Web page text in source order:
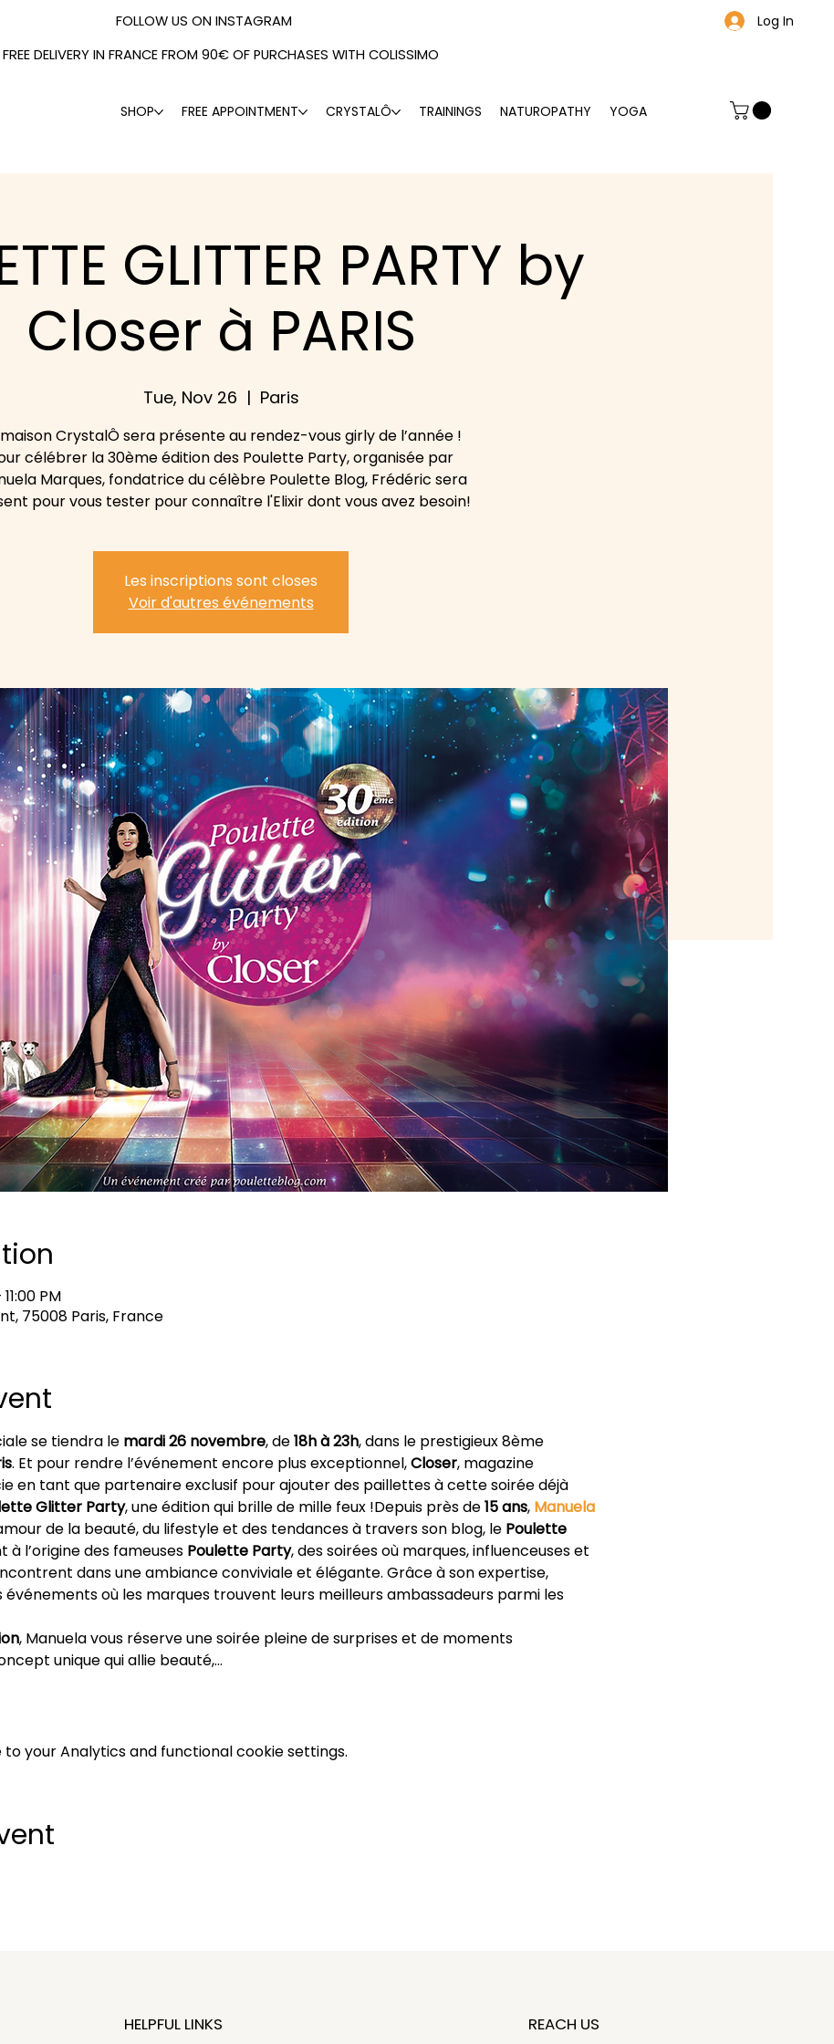
FOLLOW US ON INSTAGRAM Log In
SHOP FREE APPOINTMENT CRYSTALÔ TRAININGS NATUROPATHY YOGA
FREE DELIVERY IN FRANCE FROM 90€ OF PURCHASES WITH COLISSIMO
GLITTER PARTY by
Closer à PARIS
Tue, Nov 26
  |
Paris
CrystalÔ sera présente au rendez-vous girly de l’année !
célébrer la 30ème édition des Poulette Party, organisée par
Marques, fondatrice du célèbre Poulette Blog, Frédéric sera
pour vous tester pour connaître l'Elixir dont vous avez besoin!
Les inscriptions sont closes
Voir d'autres événements
PM
75008 Paris, France
se tiendra le mardi 26 novembre, de 18h à 23h, dans le prestigieux 8ème
. Et pour rendre l’événement encore plus exceptionnel, Closer, magazine
en tant que partenaire exclusif pour ajouter des paillettes à cette soirée déjà
Glitter Party, une édition qui brille de mille feux !Depuis près de 15 ans, Manuela
de la beauté, du lifestyle et des tendances à travers son blog, le Poulette
à l’origine des fameuses Poulette Party, des soirées où marques, influenceuses et
dans une ambiance conviviale et élégante. Grâce à son expertise,
événements où les marques trouvent leurs meilleurs ambassadeurs parmi les
, Manuela vous réserve une soirée pleine de surprises et de moments
unique qui allie beauté,…
your Analytics and functional cookie settings.
HELPFUL LINKS REACH US